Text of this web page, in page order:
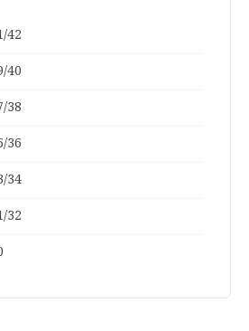
42
40
38
36
34
32